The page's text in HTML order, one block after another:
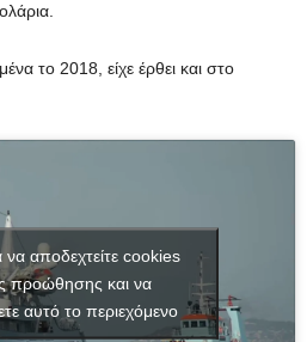
το 2018, είχε έρθει και στο
να αποδεχτείτε cookies
προώθησης και να
αυτό το περιεχόμενο